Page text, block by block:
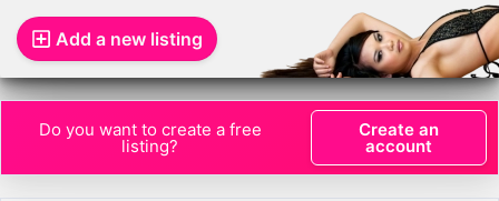
Add a new listing
Do you want to create a free
listing?
Create an
account